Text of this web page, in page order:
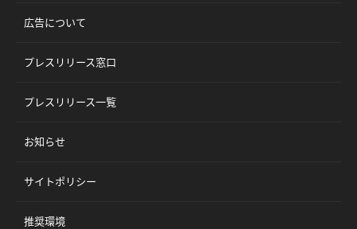
広告について
プレスリリース窓口
プレスリリース一覧
お知らせ
サイトポリシー
推奨環境